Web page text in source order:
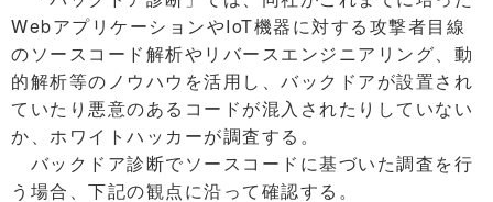
WebアプリケーションやIoT機器に対する攻撃者目線
のソースコード解析やリバースエンジニアリング、動
的解析等のノウハウを活用し、バックドアが設置され
ていたり悪意のあるコードが混入されたりしていない
か、ホワイトハッカーが調査する。
バックドア診断でソースコードに基づいた調査を行
う場合、下記の観点に沿って確認する。